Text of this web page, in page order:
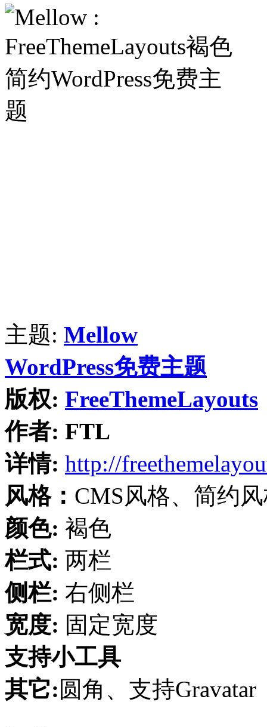
主题: Mellow
WordPress免费主题
版权: FreeThemeLayouts
作者: FTL
详情: http://
风格： CMS风格、简约
颜色: 褐色
栏式: 两栏
侧栏: 右侧栏
宽度: 固定宽度
支持小工具
其它:圆角、支持Gravatar